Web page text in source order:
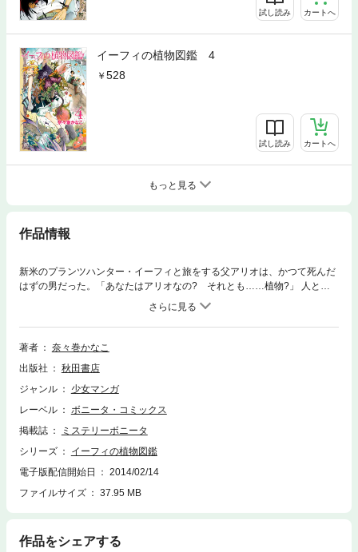
試し読み カートへ
イーフィの植物図鑑 4
528
試し読み カートへ
もっと見る
作品情報
新米のプランツハンター・イーフィと旅をする父アリオは、かつて死んだ
はずの男だった。「あなたはアリオなの? それとも……植物?」 人とそ
の静かな“隣人”をめぐる、壮大な植物幻想譚。
著者
奈々巻かなこ
出版社
秋田書店
ジャンル
少女マンガ
レーベル
ボニータ・コミックス
掲載誌
ミステリーボニータ
シリーズ
イーフィの植物図鑑
電子版配信開始日
2014/02/14
ファイルサイズ
37.95 MB
作品をシェアする